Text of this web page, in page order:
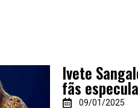
Ivete
fãs
09/01/2025